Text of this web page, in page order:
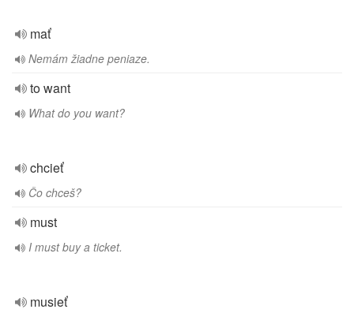
mať
Nemám žiadne peniaze.
to want
What do you want?
chcieť
Čo chceš?
must
I must buy a ticket.
musieť